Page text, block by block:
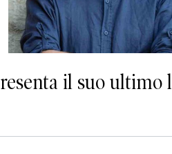
il suo ultimo